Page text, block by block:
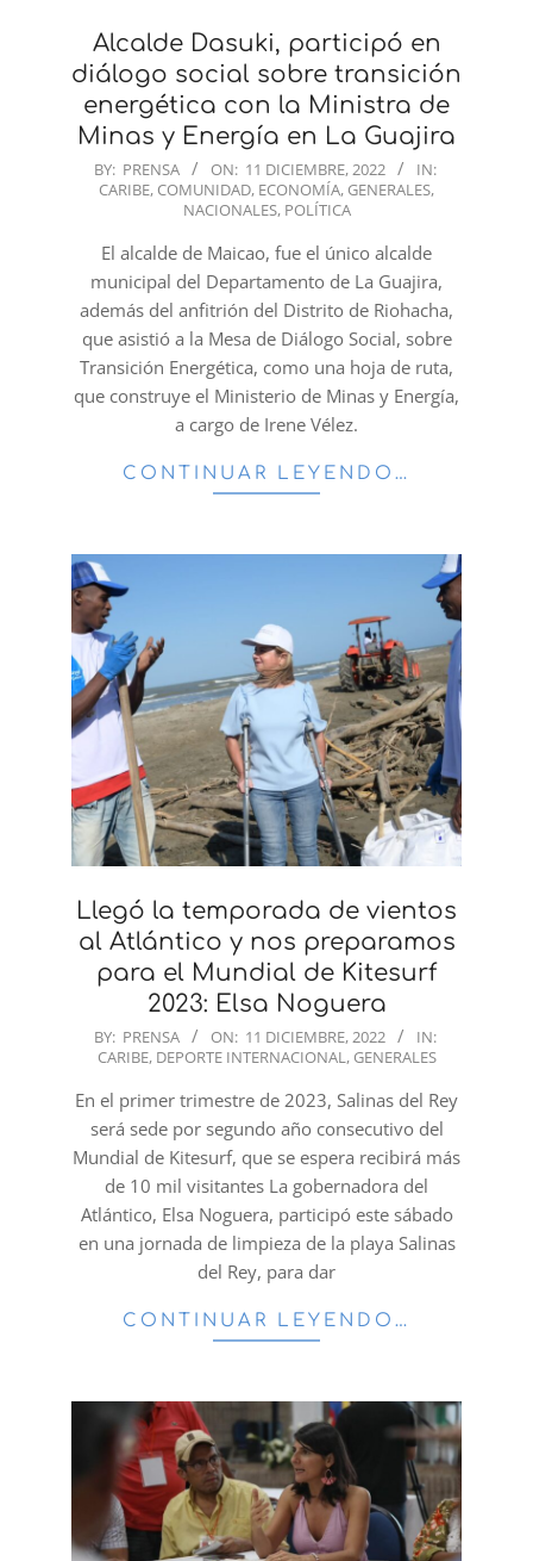
Alcalde Dasuki, participó en
diálogo social sobre transición
energética con la Ministra de
Minas y Energía en La Guajira
2022-
BY: PRENSA ON: 11 DICIEMBRE, 2022
IN:
CARIBE, COMUNIDAD, ECONOMÍA, GENERALES,
NACIONALES, POLÍTICA
El alcalde de Maicao, fue el único alcalde
municipal del Departamento de La Guajira,
además del anfitrión del Distrito de Riohacha,
que asistió a la Mesa de Diálogo Social, sobre
Transición Energética, como una hoja de ruta,
que construye el Ministerio de Minas y Energía,
a cargo de Irene Vélez.
CONTINUAR LEYENDO…
Llegó la temporada de vientos
al Atlántico y nos preparamos
para el Mundial de Kitesurf
2023: Elsa Noguera
2022-
11
BY: PRENSA ON: 11 DICIEMBRE, 2022
IN:
CARIBE, DEPORTE INTERNACIONAL, GENERALES
En el primer trimestre de 2023, Salinas del Rey
será sede por segundo año consecutivo del
Mundial de Kitesurf, que se espera recibirá más
de 10 mil visitantes La gobernadora del
Atlántico, Elsa Noguera, participó este sábado
en una jornada de limpieza de la playa Salinas
del Rey, para dar
CONTINUAR LEYENDO…